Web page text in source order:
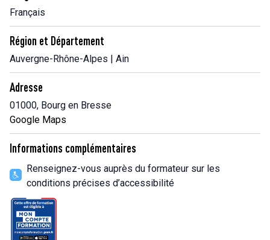
Français
Région et Département
Auvergne-Rhône-Alpes | Ain
Adresse
01000, Bourg en Bresse
Google Maps
Informations complémentaires
Renseignez-vous auprès du formateur sur les
conditions précises d’accessibilité